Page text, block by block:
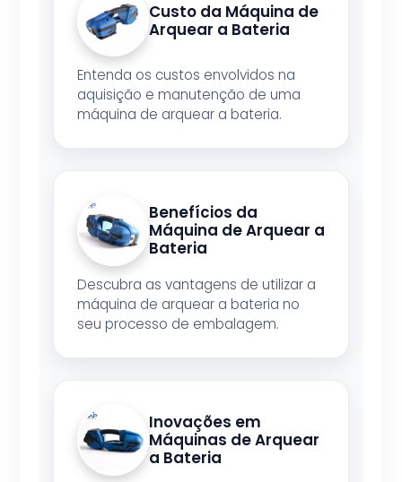
Custo da Máquina de
Arquear a Bateria
Entenda os custos envolvidos na
aquisição e manutenção de uma
máquina de arquear a bateria.
Benefícios da
Máquina de Arquear a
Bateria
Descubra as vantagens de utilizar a
máquina de arquear a bateria no
seu processo de embalagem.
Inovações em
Máquinas de Arquear
a Bateria